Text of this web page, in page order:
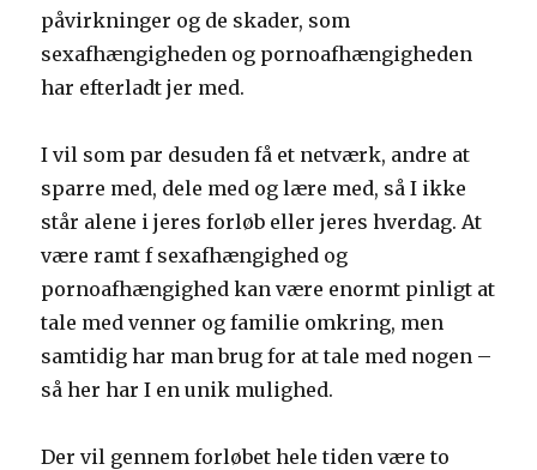
påvirkninger og de skader, som
sexafhængigheden og pornoafhængigheden
har efterladt jer med.
I vil som par desuden få et netværk, andre at
sparre med, dele med og lære med, så I ikke
står alene i jeres forløb eller jeres hverdag. At
være ramt f sexafhængighed og
pornoafhængighed kan være enormt pinligt at
tale med venner og familie omkring, men
samtidig har man brug for at tale med nogen –
så her har I en unik mulighed.
Der vil gennem forløbet hele tiden være to